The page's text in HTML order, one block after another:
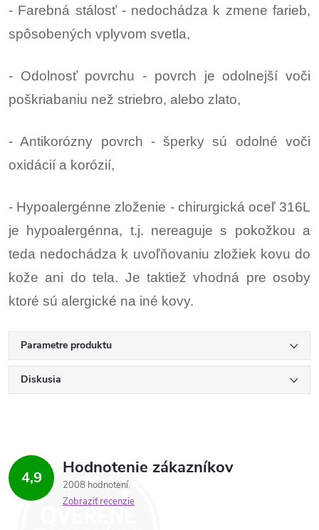
- Farebná stálosť - nedochádza k zmene farieb,
spôsobených vplyvom svetla,
- Odolnosť povrchu - povrch je odolnejší voči
poškriabaniu než striebro, alebo zlato,
- Antikorózny povrch - šperky sú odolné voči
oxidácií a korózií,
- Hypoalergénne zloženie - chirurgická oceľ 316L
je hypoalergénna, t.j. nereaguje s pokožkou a
teda nedochádza k uvoľňovaniu zložiek kovu do
kože ani do tela. Je taktiež vhodná pre osoby
ktoré sú alergické na iné kovy.
Parametre produktu
Diskusia
4,9 Hodnotenie zákazníkov
2008 hodnotení
Zobraziť recenzie